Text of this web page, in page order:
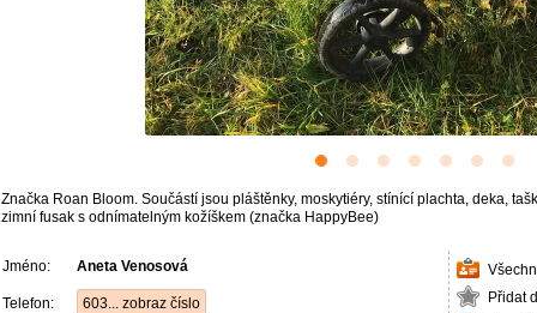
Značka Roan Bloom. Součástí jsou pláštěnky, moskytiéry, stínící plachta, deka,
zimní fusak s odnímatelným kožíškem (značka HappyBee)
Jméno: Aneta Venosová
Telefon: 603... zobraz číslo
Přidat